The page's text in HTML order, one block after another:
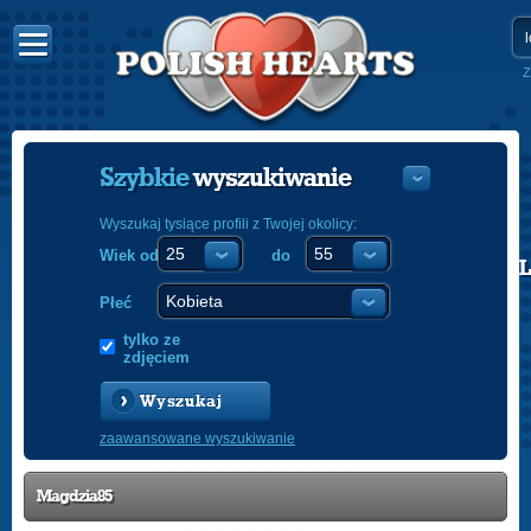
POLISH
Szybkiewyszukiwanie
Wyszukaj tysiące profili z Twojej okolicy:
Wiek od do
Płeć
tylko ze
zdjęciem
Wyszukaj
zaawansowane wyszukiwanie
Magdzia85